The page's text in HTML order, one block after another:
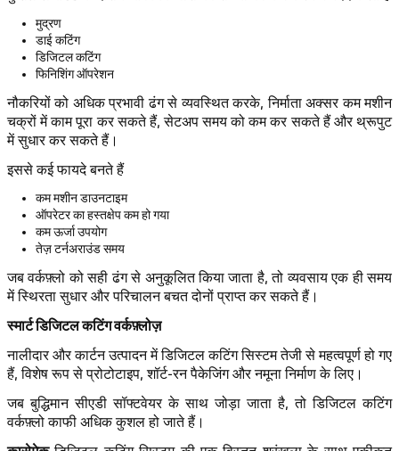
मुद्रण
डाई कटिंग
डिजिटल कटिंग
फिनिशिंग ऑपरेशन
नौकरियों को अधिक प्रभावी ढंग से व्यवस्थित करके, निर्माता अक्सर कम मशीन
चक्रों में काम पूरा कर सकते हैं, सेटअप समय को कम कर सकते हैं और थ्रूपुट
में सुधार कर सकते हैं।
इससे कई फायदे बनते हैं
कम मशीन डाउनटाइम
ऑपरेटर का हस्तक्षेप कम हो गया
कम ऊर्जा उपयोग
तेज़ टर्नअराउंड समय
जब वर्कफ़्लो को सही ढंग से अनुकूलित किया जाता है, तो व्यवसाय एक ही समय
में स्थिरता सुधार और परिचालन बचत दोनों प्राप्त कर सकते हैं।
स्मार्ट डिजिटल कटिंग वर्कफ़्लोज़
नालीदार और कार्टन उत्पादन में डिजिटल कटिंग सिस्टम तेजी से महत्वपूर्ण हो गए
हैं, विशेष रूप से प्रोटोटाइप, शॉर्ट-रन पैकेजिंग और नमूना निर्माण के लिए।
जब बुद्धिमान सीएडी सॉफ्टवेयर के साथ जोड़ा जाता है, तो डिजिटल कटिंग
वर्कफ़्लो काफी अधिक कुशल हो जाते हैं।